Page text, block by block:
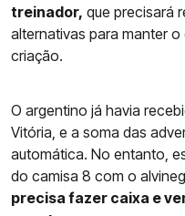
treinador, que precisará
alternativas para manter
criação.
O argentino já havia
Vitória, e a soma das
automática. No entanto,
do camisa 8 com o
precisa fazer caixa e